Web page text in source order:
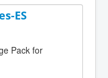
ES
Pack for